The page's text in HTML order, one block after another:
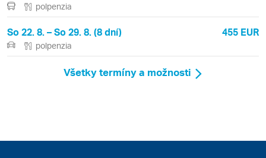
polpenzia
So 22. 8. – So 29. 8. (8 dní) 455 EUR
polpenzia
Všetky termíny a možnosti